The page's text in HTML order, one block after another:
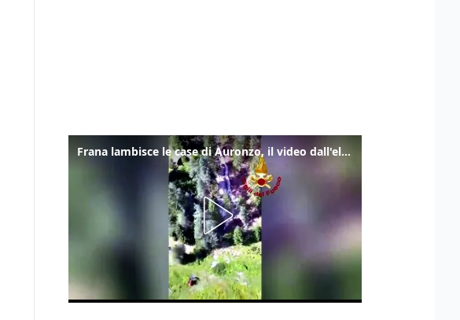
Frana lambisce le case di Auronzo, il video dall'elicottero dei vigili del fuoco